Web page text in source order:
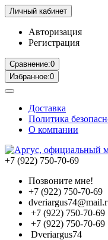
Личный кабинет
Авторизация
Регистрация
Сравнение:0
Избранное:0
Доставка
Политика
О компании
+7 (922) 750-70-69
Позвоните мне!
+7 (922) 750-70-69
+7 (922) 750-70-69
+7 (922) 750-70-69
Dveriargus74